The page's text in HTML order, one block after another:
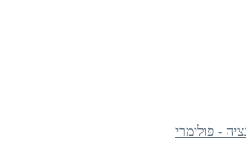
- פולימרי